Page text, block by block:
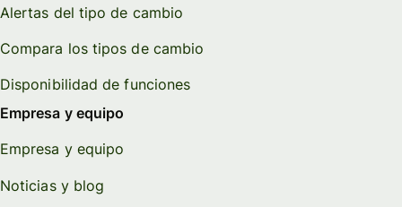
Alertas del tipo de cambio
Compara los tipos de cambio
Disponibilidad de funciones
Empresa y equipo
Empresa y equipo
Noticias y blog